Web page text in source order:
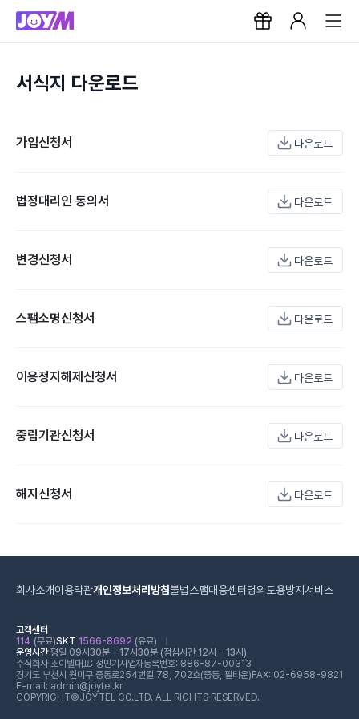
서식지 다운로드
가입신청서 다운로드
법정대리인 동의서 다운로드
변경신청서 다운로드
스팸소명신청서 다운로드
이용정지해제신청서 다운로드
중립기관신청서 다운로드
해지신청서 다운로드
회사소개이용약관개인정보처리방침불법스팸대응센터 명의도용방지서비스
고객센터
114 (무료)SKT 1566-8692 (유료)
운영시간평일 09시30분 - 17시30분 (점심시간 12시 - 13시)
주식회사 조이텔대표: 정민기 사업자등록번호: 886-87-00313
경기도 부천시 원미구 중동로254번길 78, 702호(중동, 필타운) FAX: 02-6958-9821
E-mail: admin@joytel.kr
COPYRIGHT©JOYTEL CO.LTD. ALL RIGHTS RESERVED.